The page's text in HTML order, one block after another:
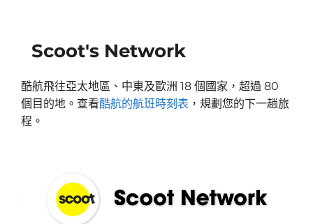
Scoot's Network
酷航飛往亞太地區、中東及歐洲 18 個國家，超過 80
個目的地。查看酷航的航班時刻表 ，規劃您的下一趟旅
程。